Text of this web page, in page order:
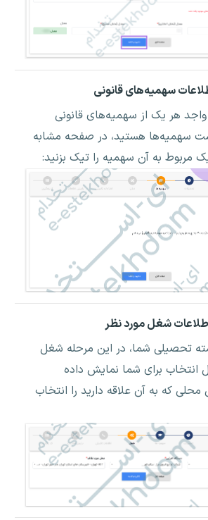
سهمیه‌های قانونی
هر یک از سهمیه‌های قانونی
سهمیه‌ها هستید، در صفحه مشابه
مربوط به آن سهمیه را تیک بزنید:
شغل مورد نظر
تحصیلی شما، در این مرحله شغل
انتخاب برای شما نمایش داده
که به آن علاقه دارید را انتخاب